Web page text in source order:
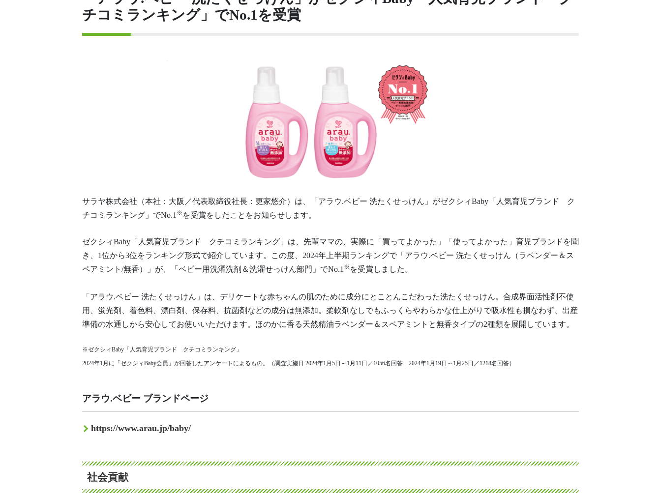
チコミランキング」でNo.1を受賞
サラヤ株式会社（本社：大阪／代表取締役社長：更家悠介）は、「アラウ.ベビー 洗たくせっけん」がゼクシィBaby「人気育児ブランド ク
チコミランキング」でNo.1 ※ を受賞をしたことをお知らせします。
ゼクシィBaby「人気育児ブランド クチコミランキング」は、先輩ママの、実際に「買ってよかった」「使ってよかった」育児ブランドを聞
き、1位から3位をランキング形式で紹介しています。この度、2024年上半期ランキングで「アラウ.ベビー 洗たくせっけん（ラベンダー＆ス
ペアミント/無香）」が、「ベビー用洗濯洗剤＆洗濯せっけん部門」でNo.1 ※ を受賞しました。
「アラウ.ベビー 洗たくせっけん」は、デリケートな赤ちゃんの肌のために成分にとことんこだわった洗たくせっけん。合成界面活性剤不使
用、蛍光剤、着色料、漂白剤、保存料、抗菌剤などの成分は無添加。柔軟剤なしでもふっくらやわらかな仕上がりで吸水性も損なわず、出産
準備の水通しから安心してお使いいただけます。ほのかに香る天然精油ラベンダー＆スペアミントと無香タイプの2種類を展開しています。
※ゼクシィBaby「人気育児ブランド クチコミランキング」
2024年1月に「ゼクシィBaby会員」が回答したアンケートによるもの。（調査実施日 2024年1月5日～1月11日／1056名回答 2024年1月19日～1月25日／1218名回答）
アラウ.ベビー ブランドページ
https://www.arau.jp/baby/
社会貢献